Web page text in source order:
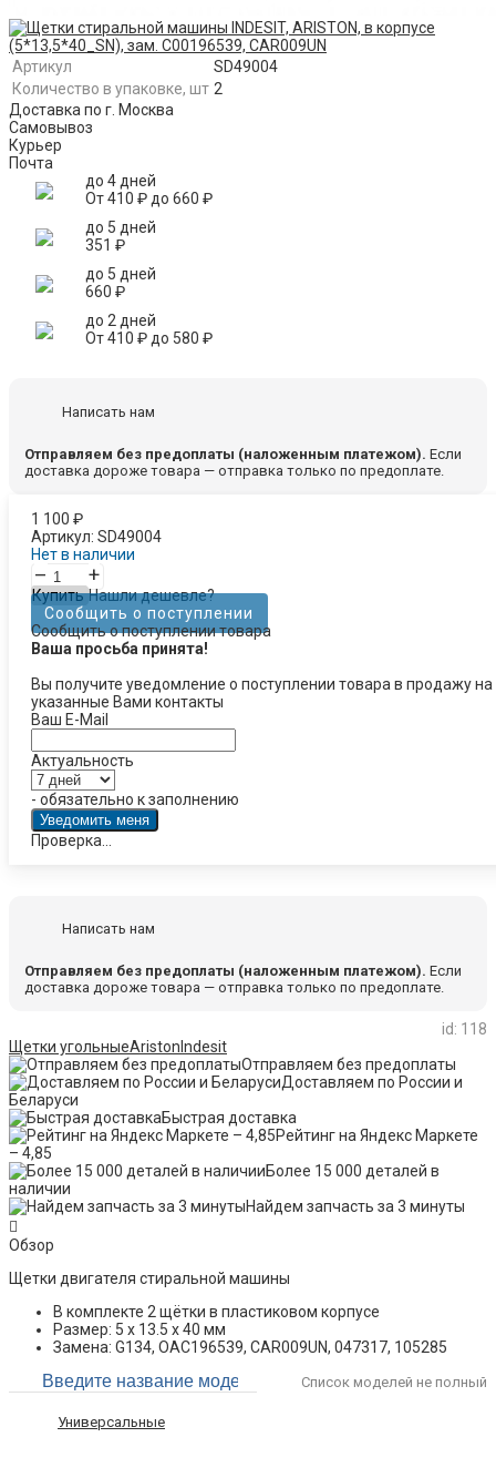
Артикул
SD49004
Количество в упаковке, шт 2
Доставка по г. Москва
Самовывоз
Курьер
Почта
до 4 дней
От410 ₽до 660 ₽
до 5 дней
351 ₽
до 5 дней
660 ₽
до 2 дней
От410 ₽до 580 ₽
Написать нам
Отправляем без предоплаты (наложенным платежом). Если
доставка дороже товара — отправка только по предоплате.
1 100 ₽
Артикул: SD49004
Нет в наличии
– +
Купить Нашли дешевле?
Сообщить о поступлении
Сообщить о поступлении товара
Ваша просьба принята!
Вы получите уведомление о поступлении товара в продажу на
указанные Вами контакты
Ваш E-Mail
Актуальность
- обязательно к заполнению
Проверка...
Написать нам
Отправляем без предоплаты (наложенным платежом). Если
доставка дороже товара — отправка только по предоплате.
id: 118
Щетки угольныеAriston Indesit
Отправляем без предоплаты
Доставляем по России и
Беларуси
Быстрая доставка
Рейтинг на Яндекс Маркете
– 4,85
Более 15 000 деталей в
наличии
Найдем запчасть за 3 минуты
Обзор
Щетки двигателя стиральной машины
В комплекте 2 щётки в пластиковом корпусе
Размер: 5 x 13.5 x 40 мм
Замена: G134, OAC196539, CAR009UN, 047317, 105285
Список моделей не полный
Универсальные